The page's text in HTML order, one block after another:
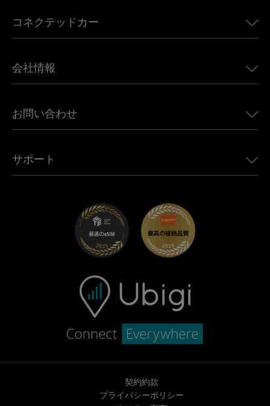
ヨーロッパ向けeSIM
カナダ向けeSIM
アフリカ向けeSIM
すべての目的地を見る
コネクテッドカー
Land Rover向けUbigi
Jeep向けUbigi
Mini向けUbigi
Maserati向けUbigi
会社情報
Ubigi関連プレス
Ubigiアプリ
お問い合わせ
アフェリエイトプログラム
サポート
トラブルシューティング
ヘルプセンター
お問い合わせ先
契約約款
プライバシーポリシー